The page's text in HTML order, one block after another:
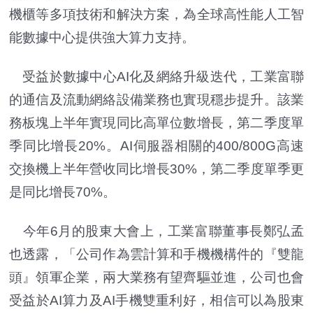
機櫃等多項技術和解決方案，為全球高性能人工智
能數據中心提供強大算力支持。
受益於數據中心AI化及網絡升級迭代，工業富聯
的通信及流動網絡設備業務也實現穩步提升。該業
務板塊上半年實現同比高單位數增長，第二季度單
季同比增長20%。AI伺服器相關的400/800G高速
交換機上半年營收同比增長30%，第二季度單季更
是同比增長70%。
今年6月的股東大會上，工業富聯董事長鄭弘孟
也透露，「公司作為雲計算和手機機構件的『雙龍
頭』領軍企業，兩大業務有望齊驅並進，公司也會
受益於AI算力及AI手機雙重利好，相信可以為股東